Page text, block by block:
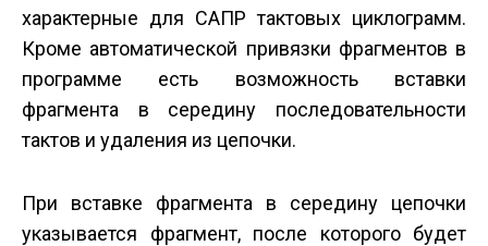
характерные для САПР тактовых циклограмм.
Кроме автоматической привязки фрагментов в
программе есть возможность вставки
фрагмента в середину последовательности
тактов и удаления из цепочки.
При вставке фрагмента в середину цепочки
указывается фрагмент, после которого будет